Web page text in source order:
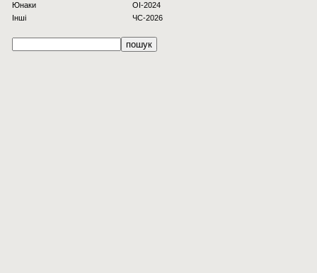
Юнаки
Інші
OI-2024
ЧС-2026